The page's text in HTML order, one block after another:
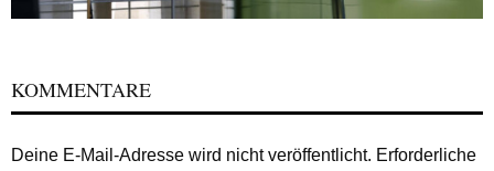
KOMMENTARE
Deine E-Mail-Adresse wird nicht veröffentlicht. Erforderliche